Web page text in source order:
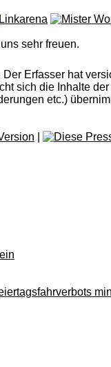
sehr freuen.
Erfasser hat
sich die Inhalte
etc.)